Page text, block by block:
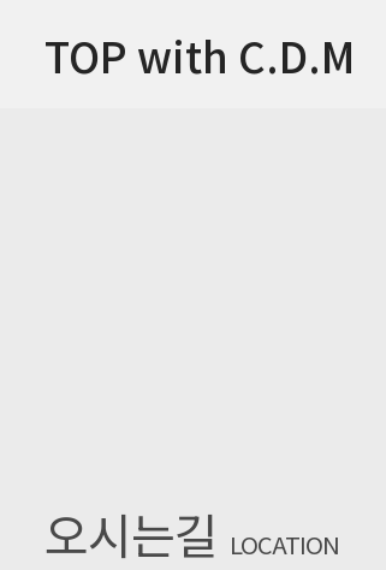
TOP with C.D.M
오시는길 LOCATION